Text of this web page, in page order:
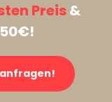
Preis&